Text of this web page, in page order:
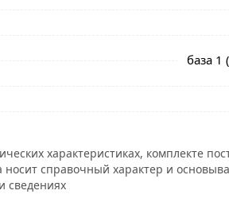
база 1
характеристиках, комплекте
носит справочный характер и
сведениях